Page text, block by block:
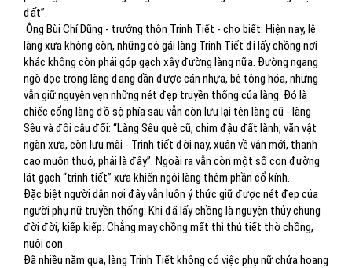
đất”.
Ông Bùi Chí Dũng - trưởng thôn Trinh Tiết - cho biết: Hiện nay, lệ
làng xưa không còn, những cô gái làng Trinh Tiết đi lấy chồng nơi
khác không còn phải góp gạch xây đường làng nữa. Đường ngang
ngõ dọc trong làng đang dần được cán nhựa, bê tông hóa, nhưng
vẫn giữ nguyên vẹn những nét đẹp truyền thống của làng. Đó là
chiếc cổng làng đồ sộ phía sau vẫn còn lưu lại tên làng cũ - làng
Sêu và đôi câu đối: “Làng Sêu quê cũ, chim đậu đất lành, văn vật
ngàn xưa, còn lưu mãi - Trinh tiết đời nay, xuân về vận mới, thanh
cao muôn thuở, phải là đây”. Ngoài ra vẫn còn một số con đường
lát gạch “trinh tiết” xưa khiến ngôi làng thêm phần cổ kính.
Đặc biệt người dân nơi đây vẫn luôn ý thức giữ được nét đẹp của
người phụ nữ truyền thống: Khi đã lấy chồng là nguyện thủy chung
đời đời, kiếp kiếp. Chẳng may chồng mất thì thủ tiết thờ chồng,
nuôi con
Đã nhiều năm qua, làng Trinh Tiết không có việc phụ nữ chửa hoang